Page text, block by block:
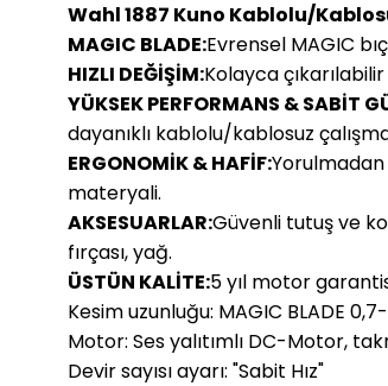
Wahl 1887 Kuno Kablolu/
MAGIC BLADE:Evrensel MAGIC
HIZLI DEĞİŞİM:Kolayca
YÜKSEK PERFORMANS & SABİT
dayanıklı kablolu/kablosuz
ERGONOMİK & HAFİF:
materyali.
AKSESUARLAR:Güvenli tutuş ve
fırçası, yağ.
ÜSTÜN KALİTE:5 yıl motor
Kesim uzunluğu: MAGIC BLADE
Motor: Ses yalıtımlı DC-Motor,
Devir sayısı ayarı: "Sabit Hız"